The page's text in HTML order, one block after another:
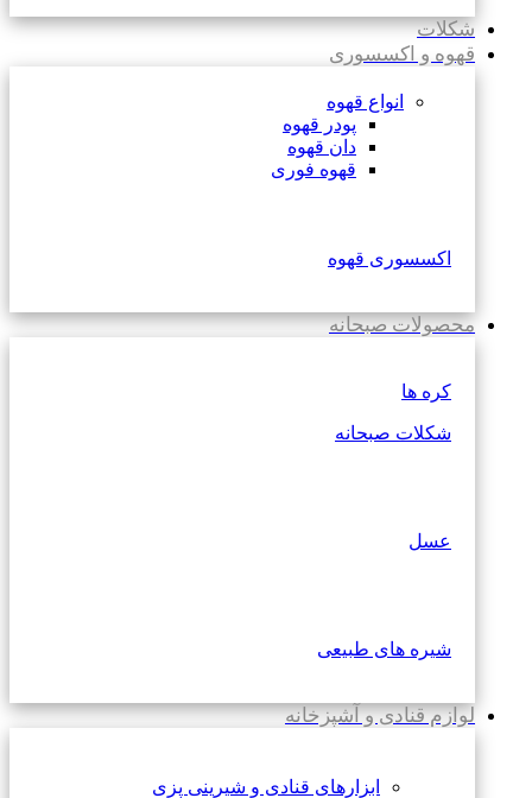
شکلات
قهوه و اکسسوری
انواع قهوه
پودر قهوه
دان قهوه
قهوه فوری
اکسسوری قهوه
محصولات صبحانه
کره ها
شکلات صبحانه
عسل
شیره های طبیعی
لوازم قنادی و آشپزخانه
ابزارهای قنادی و شیرینی پزی